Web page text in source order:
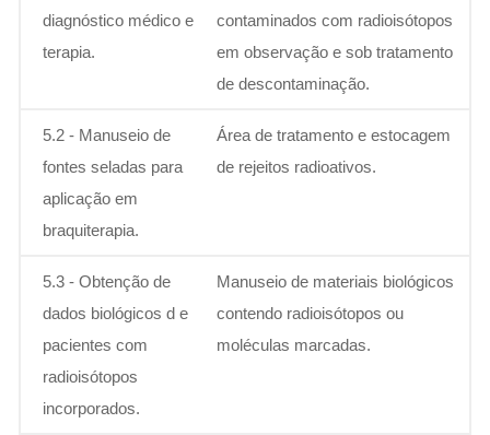
diagnóstico médico e
terapia.
contaminados com radioisótopos
em observação e sob tratamento
de descontaminação.
5.2 - Manuseio de
fontes seladas para
aplicação em
braquiterapia.
Área de tratamento e estocagem
de rejeitos radioativos.
5.3 - Obtenção de
dados biológicos d e
pacientes com
radioisótopos
incorporados.
Manuseio de materiais biológicos
contendo radioisótopos ou
moléculas marcadas.